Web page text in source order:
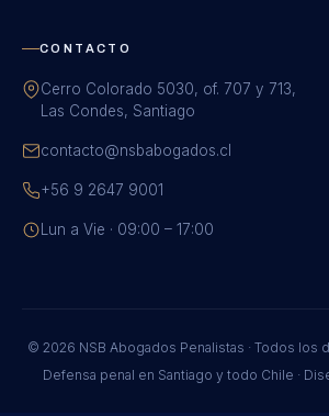
CONTACTO
Cerro Colorado 5030, of. 707 y 713,
Las Condes, Santiago
contacto@nsbabogados.cl
+56 9 2647 9001
Lun a Vie · 09:00 – 17:00
© 2026 NSB Abogados Penalistas · Todos los
Defensa penal en Santiago y todo Chile ·